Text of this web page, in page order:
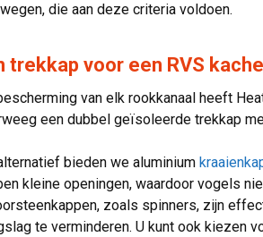
die aan deze criteria voldoen.
trekkap voor een RVS
van elk rookkanaal heeft
een dubbel geïsoleerde trekkap
bieden we aluminium
kleine openingen, waardoor vogels
zoals spinners, zijn
te verminderen. U kunt ook kiezen